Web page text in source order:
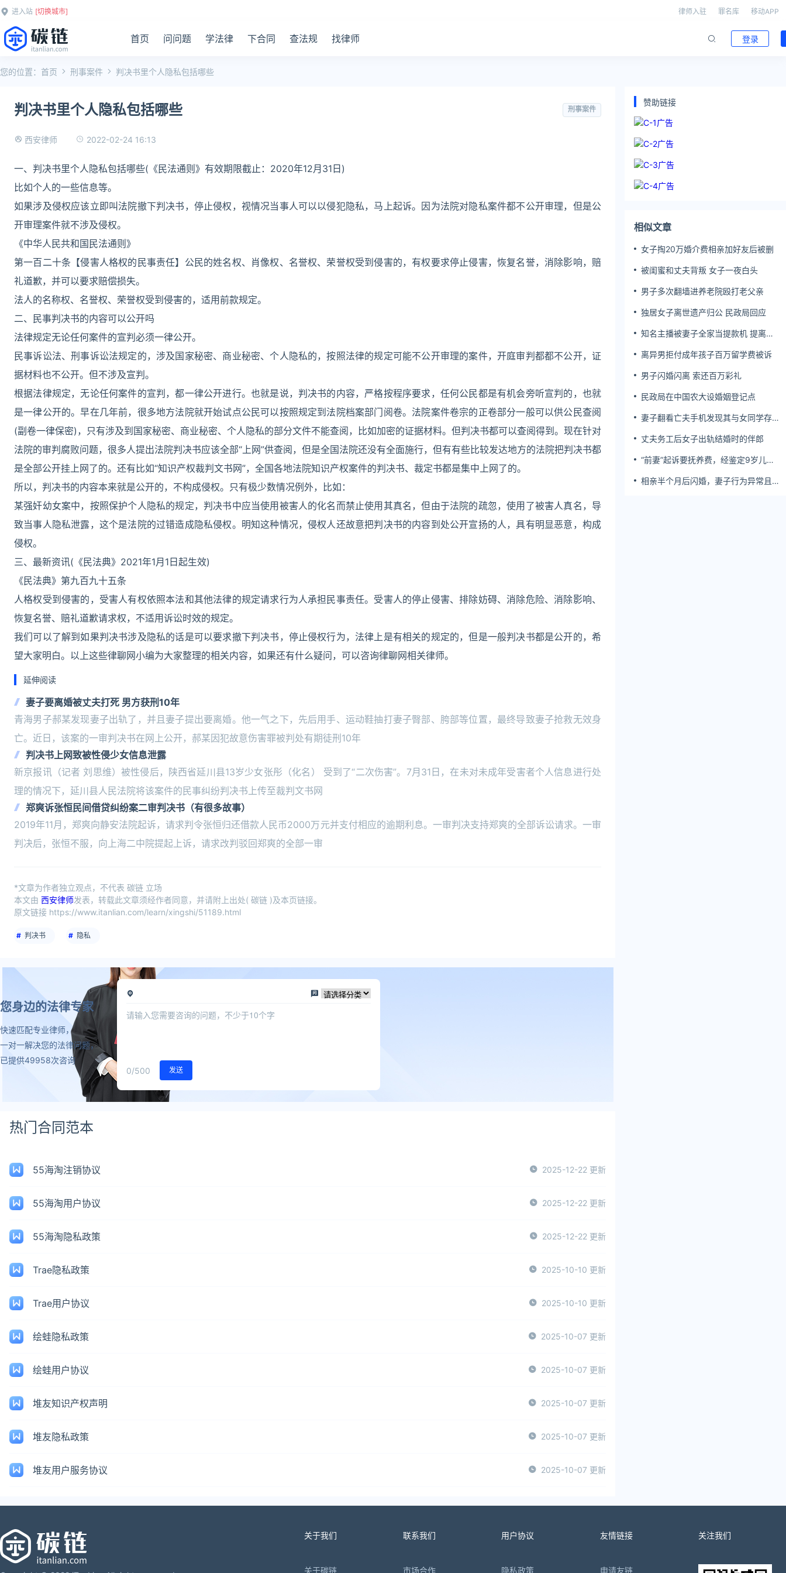
进入站 [切换城市] 律师入驻 罪名库 移动APP
首页 问问题 学法律 下合同 查法规 找律师 登录
您的位置： 首页 刑事案件 判决书里个人隐私包括哪些
判决书里个人隐私包括哪些 刑事案件
西安律师 2022-02-24 16:13
一、判决书里个人隐私包括哪些(《民法通则》有效期限截止：2020年12月31日)
比如个人的一些信息等。
如果涉及侵权应该立即叫法院撤下判决书，停止侵权，视情况当事人可以以侵犯隐私，马上起诉。因为法院对隐私案件都不公开审理，但是公
开审理案件就不涉及侵权。
《中华人民共和国民法通则》
第一百二十条【侵害人格权的民事责任】公民的姓名权、肖像权、名誉权、荣誉权受到侵害的，有权要求停止侵害，恢复名誉，消除影响，赔
礼道歉，并可以要求赔偿损失。
法人的名称权、名誉权、荣誉权受到侵害的，适用前款规定。
二、民事判决书的内容可以公开吗
法律规定无论任何案件的宣判必须一律公开。
民事诉讼法、刑事诉讼法规定的，涉及国家秘密、商业秘密、个人隐私的，按照法律的规定可能不公开审理的案件，开庭审判都都不公开，证
据材料也不公开。但不涉及宣判。
根据法律规定，无论任何案件的宣判，都一律公开进行。也就是说，判决书的内容，严格按程序要求，任何公民都是有机会旁听宣判的，也就
是一律公开的。早在几年前，很多地方法院就开始试点公民可以按照规定到法院档案部门阅卷。法院案件卷宗的正卷部分一般可以供公民查阅
(副卷一律保密)，只有涉及到国家秘密、商业秘密、个人隐私的部分文件不能查阅，比如加密的证据材料。但判决书都可以查阅得到。现在针对
法院的审判腐败问题，很多人提出法院判决书应该全部“上网”供查阅，但是全国法院还没有全面施行，但有有些比较发达地方的法院把判决书都
是全部公开挂上网了的。还有比如“知识产权裁判文书网”，全国各地法院知识产权案件的判决书、裁定书都是集中上网了的。
所以，判决书的内容本来就是公开的，不构成侵权。只有极少数情况例外，比如：
某强奸幼女案中，按照保护个人隐私的规定，判决书中应当使用被害人的化名而禁止使用其真名，但由于法院的疏忽，使用了被害人真名，导
致当事人隐私泄露，这个是法院的过错造成隐私侵权。明知这种情况，侵权人还故意把判决书的内容到处公开宣扬的人，具有明显恶意，构成
侵权。
三、最新资讯(《民法典》2021年1月1日起生效)
《民法典》第九百九十五条
人格权受到侵害的，受害人有权依照本法和其他法律的规定请求行为人承担民事责任。受害人的停止侵害、排除妨碍、消除危险、消除影响、
恢复名誉、赔礼道歉请求权，不适用诉讼时效的规定。
我们可以了解到如果判决书涉及隐私的话是可以要求撤下判决书，停止侵权行为，法律上是有相关的规定的，但是一般判决书都是公开的，希
望大家明白。以上这些律聊网小编为大家整理的相关内容，如果还有什么疑问，可以咨询律聊网相关律师。
延伸阅读
妻子要离婚被丈夫打死 男方获刑10年
青海男子郝某发现妻子出轨了，并且妻子提出要离婚。他一气之下，先后用手、运动鞋抽打妻子臀部、胯部等位置，最终导致妻子抢救无效身
亡。近日，该案的一审判决书在网上公开，郝某因犯故意伤害罪被判处有期徒刑10年
判决书上网致被性侵少女信息泄露
新京报讯（记者 刘思维）被性侵后，陕西省延川县13岁少女张彤（化名） 受到了“二次伤害”。7月31日，在未对未成年受害者个人信息进行处
理的情况下，延川县人民法院将该案件的民事纠纷判决书上传至裁判文书网
郑爽诉张恒民间借贷纠纷案二审判决书（有很多故事）
2019年11月，郑爽向静安法院起诉，请求判令张恒归还借款人民币2000万元并支付相应的逾期利息。一审判决支持郑爽的全部诉讼请求。一审
判决后，张恒不服，向上海二中院提起上诉，请求改判驳回郑爽的全部一审
*文章为作者独立观点，不代表 碳链 立场
本文由 西安律师发表，转载此文章须经作者同意，并请附上出处( 碳链 )及本页链接。
原文链接 https://www.itanlian.com/learn/xingshi/51189.html
判决书 隐私
您身边的法律专家
快速匹配专业律师，
一对一解决您的法律问题，
已提供49958次咨询
0/500 发送
热门合同范本
55海淘注销协议 2025-12-22 更新
55海淘用户协议 2025-12-22 更新
55海淘隐私政策 2025-12-22 更新
Trae隐私政策 2025-10-10 更新
Trae用户协议 2025-10-10 更新
绘蛙隐私政策 2025-10-07 更新
绘蛙用户协议 2025-10-07 更新
堆友知识产权声明 2025-10-07 更新
堆友隐私政策 2025-10-07 更新
堆友用户服务协议 2025-10-07 更新
赞助链接
相似文章
女子掏20万婚介费相亲加好友后被删
被闺蜜和丈夫背叛 女子一夜白头
男子多次翻墙进养老院殴打老父亲
独居女子离世遗产归公 民政局回应
知名主播被妻子全家当提款机 提离婚
离异男拒付成年孩子百万留学费被诉
男子闪婚闪离 索还百万彩礼
民政局在中国农大设婚姻登记点
妻子翻看亡夫手机发现其与女同学存婚
丈夫务工后女子出轨结婚时的伴郎
“前妻”起诉要抚养费，经鉴定9岁儿子
相亲半个月后闪婚，妻子行为异常且持
关于我们
关于碳链
联系我们
市场合作
用户协议
隐私政策
友情链接
申请友链
关注我们